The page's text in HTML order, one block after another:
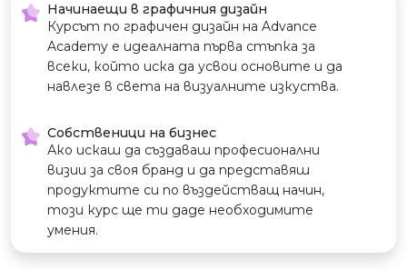
образование в
Accademia Italiana
(Италия),
където се
годишна
бакалавърска
степен към
Nottingham Trent
University (Англия)
- Графичен дизайн
Начинаещи в графичния дизайн
Курсът по графичен дизайн на Advance
Academy е идеалната първа стъпка за
всеки, който иска да усвои основите и да
навлезе в света на визуалните изкуства.
Собственици на бизнес
Ако искаш да създаваш професионални
визии за своя бранд и да представяш
продуктите си по въздействащ начин,
този курс ще ти даде необходимите
умения.